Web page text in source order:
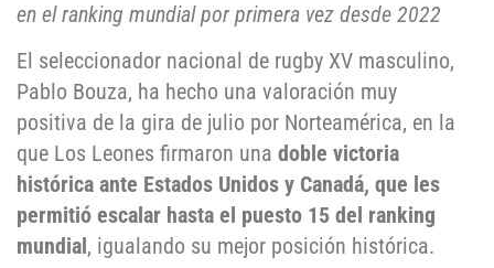
en el ranking mundial por primera vez desde 2022
El seleccionador nacional de rugby XV masculino,
Pablo Bouza, ha hecho una valoración muy
positiva de la gira de julio por Norteamérica, en la
que Los Leones firmaron una doble victoria
histórica ante Estados Unidos y Canadá, que les
permitió escalar hasta el puesto 15 del ranking
mundial , igualando su mejor posición histórica.